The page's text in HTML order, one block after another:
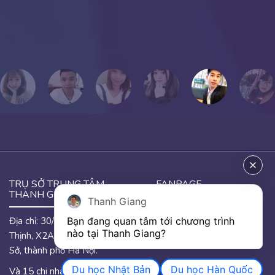
TRỤ SỞ TRUNG TÂM
THANH GIANG
Địa chỉ: 30/46 đường Hưng
Thịnh, X2A, phường Yên
Sở, thành phố Hà Nội.
Và 15 chi nhánh trên quốc.
FANPAGE
GOOGLE MAP
Thanh Giang
Bạn đang quan tâm tới chương trình
nào tại Thanh Giang?
Du học Nhật Bản Du học Hàn Quốc